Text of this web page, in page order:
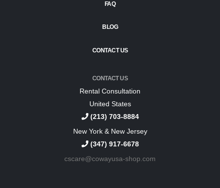
FAQ
BLOG
CONTACT US
CONTACT US
Rental Consultation
United States
(213) 703-8884
New York & New Jersey
(347) 917-6678
cscare@cowayusa-shop.com